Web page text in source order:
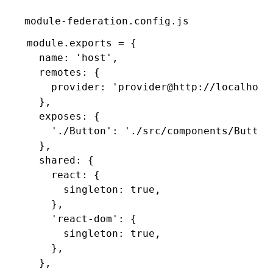
module-federation.config.js
module . exports = {
  name
: 'host' ,
  remotes
:
{
    provider
:
'provider@http://
  }
,
  exposes
:
{
    './Button'
:
'./src/components/
  }
,
  shared
:
{
    react
:
{
      singleton
: true ,
    }
,
    'react-dom'
:
{
      singleton
: true ,
    }
,
  }
,